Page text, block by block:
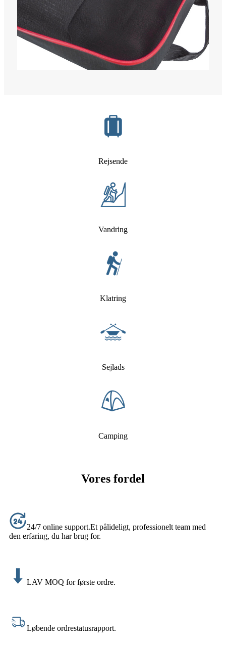
Rejsende
Vandring
Klatring
Sejlads
Camping
Vores fordel
24/7 online support.Et pålideligt, professionelt team med
den erfaring, du har brug for.
LAV MOQ for første ordre.
Løbende ordrestatusrapport.